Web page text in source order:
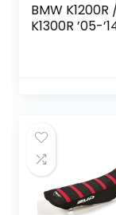
BMW K1200R
K1300R ’05-